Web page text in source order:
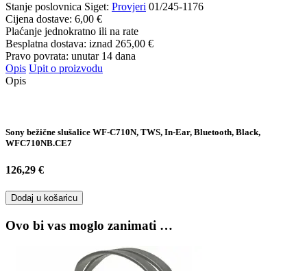
Stanje poslovnica Siget: Provjeri 01/245-1176
Cijena dostave: 6,00 €
Plaćanje jednokratno ili na rate
Besplatna dostava: iznad 265,00 €
Pravo povrata: unutar 14 dana
Opis Upit o proizvodu
Opis
Sony bežične slušalice WF-C710N, TWS, In-Ear, Bluetooth, Black,
WFC710NB.CE7
126,29 €
Dodaj u košaricu
Ovo bi vas moglo zanimati …